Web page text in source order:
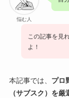
悩む人
この記事を見
よ！
本記事では、 プロ
（サブスク）を厳